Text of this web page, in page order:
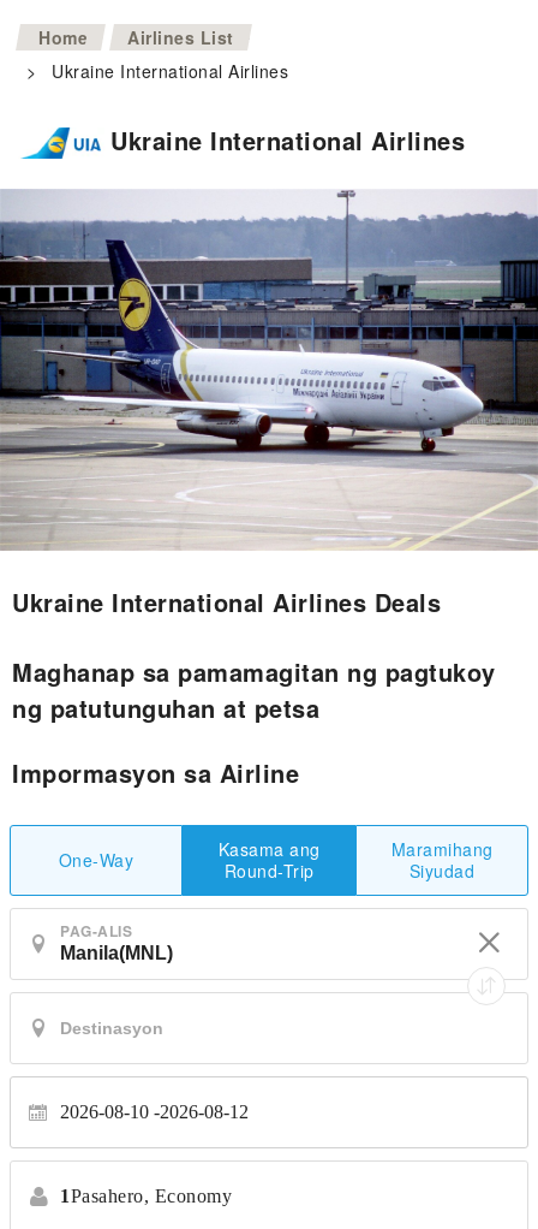
Home >
Airlines List
>
Ukraine International Airlines
Ukraine International Airlines
Ukraine International Airlines Deals
Maghanap sa pamamagitan ng pagtukoy
ng patutunguhan at petsa
Impormasyon sa Airline
One-Way
Kasama ang
Round-Trip
Maramihang
Siyudad
PAG-ALIS
2026-08-10 2026-08-12
1Pasahero, Economy